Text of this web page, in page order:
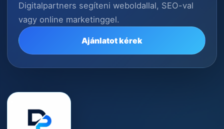
Digitalpartners segíteni weboldallal, SEO-val
vagy online marketinggel.
Ajánlatot kérek